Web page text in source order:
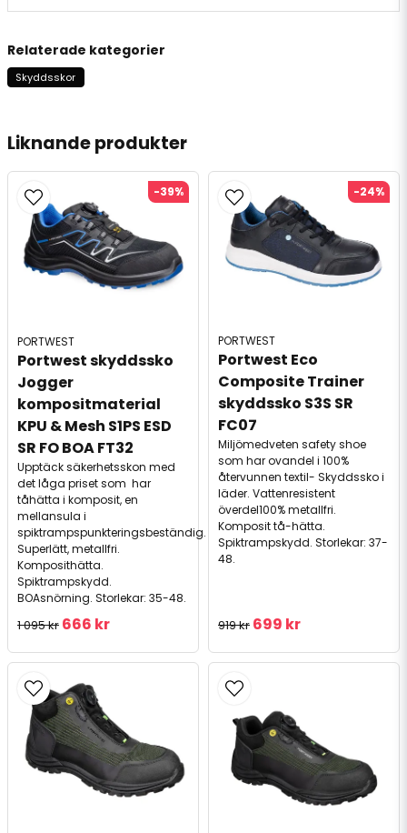
Liknande produkter
PORTWEST
Portwest skyddssko
Jogger
kompositmaterial
KPU & Mesh S1PS ESD
SR FO BOA FT32
Upptäck säkerhetsskon med
det låga priset som har
tåhätta i komposit, en
mellansula i
spiktrampspunkteringsbeständig.
Superlätt, metallfri.
Komposithätta.
Spiktrampskydd.
BOAsnörning. Storlekar: 35-48.
1 095 kr 666 kr
-39%
PORTWEST
Portwest Eco
Composite Trainer
skyddssko S3S SR
FC07
Miljömedveten safety shoe
som har ovandel i 100%
återvunnen textil- Skyddssko i
läder. Vattenresistent
överdel100% metallfri.
Komposit tå-hätta.
Spiktrampskydd. Storlekar: 37-
48.
919 kr 699 kr
-24%
Relaterade kategorier
Skyddsskor